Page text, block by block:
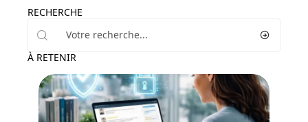
RECHERCHE
À RETENIR